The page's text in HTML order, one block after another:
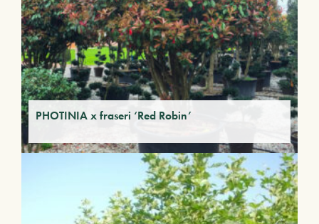
PHOTINIA x fraseri ‘Red Robin’